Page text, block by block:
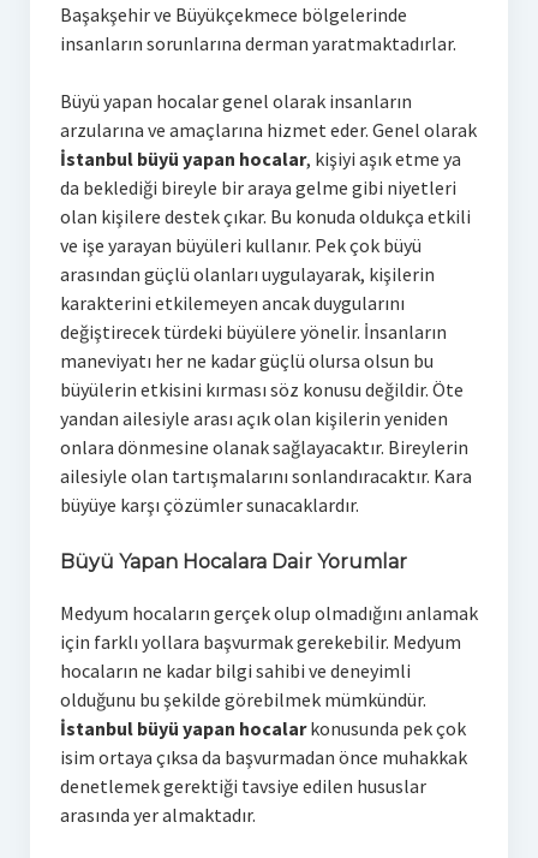
Başakşehir ve Büyükçekmece bölgelerinde
insanların sorunlarına derman yaratmaktadırlar.
Büyü yapan hocalar genel olarak insanların
arzularına ve amaçlarına hizmet eder. Genel olarak
İstanbul büyü yapan hocalar, kişiyi aşık etme ya
da beklediği bireyle bir araya gelme gibi niyetleri
olan kişilere destek çıkar. Bu konuda oldukça etkili
ve işe yarayan büyüleri kullanır. Pek çok büyü
arasından güçlü olanları uygulayarak, kişilerin
karakterini etkilemeyen ancak duygularını
değiştirecek türdeki büyülere yönelir. İnsanların
maneviyatı her ne kadar güçlü olursa olsun bu
büyülerin etkisini kırması söz konusu değildir. Öte
yandan ailesiyle arası açık olan kişilerin yeniden
onlara dönmesine olanak sağlayacaktır. Bireylerin
ailesiyle olan tartışmalarını sonlandıracaktır. Kara
büyüye karşı çözümler sunacaklardır.
Büyü Yapan Hocalara Dair Yorumlar
Medyum hocaların gerçek olup olmadığını anlamak
için farklı yollara başvurmak gerekebilir. Medyum
hocaların ne kadar bilgi sahibi ve deneyimli
olduğunu bu şekilde görebilmek mümkündür.
İstanbul büyü yapan hocalarkonusunda pek çok
isim ortaya çıksa da başvurmadan önce muhakkak
denetlemek gerektiği tavsiye edilen hususlar
arasında yer almaktadır.